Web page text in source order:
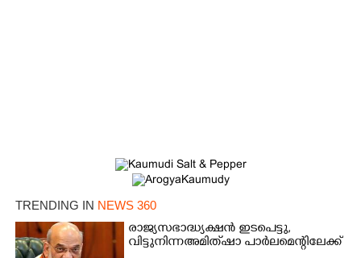
TRENDING IN NEWS 360
രാജ്യസഭാദ്ധ്യക്ഷൻ ഇടപെട്ടു,
വിട്ടുനിന്ന അമിത് ഷാ പാർലമെന്റിലേക്ക്